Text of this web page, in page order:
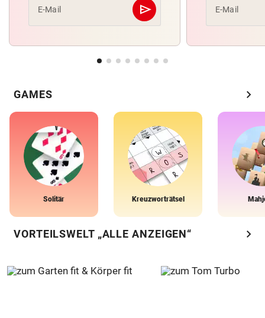
E-Mail send
Abschicken E-Mail
GAMES chevron_right
Solitär Kreuzworträtsel
VORTEILSWELT „ALLE ANZEIGEN“ chevron_right